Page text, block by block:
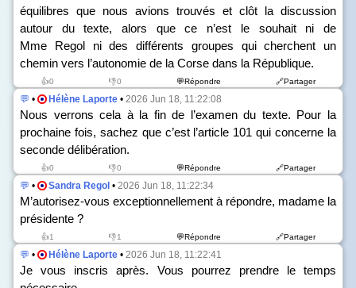
équilibres que nous avions trouvés et clôt la discussion
autour du texte, alors que ce n’est le souhait ni de
Mme Regol ni des différents groupes qui cherchent un
chemin vers l’autonomie de la Corse dans la République.
👍0 👎0 💬Répondre 🔗Partager
💬 • Hélène Laporte • 2026 Jun 18, 11:22:08
Nous verrons cela à la fin de l’examen du texte. Pour la
prochaine fois, sachez que c’est l’article 101 qui concerne la
seconde délibération.
👍0 👎0 💬Répondre 🔗Partager
💬 • Sandra Regol • 2026 Jun 18, 11:22:34
M’autorisez-vous exceptionnellement à répondre, madame la
présidente ?
👍1 👎1 💬Répondre 🔗Partager
💬 • Hélène Laporte • 2026 Jun 18, 11:22:41
Je vous inscris après. Vous pourrez prendre le temps